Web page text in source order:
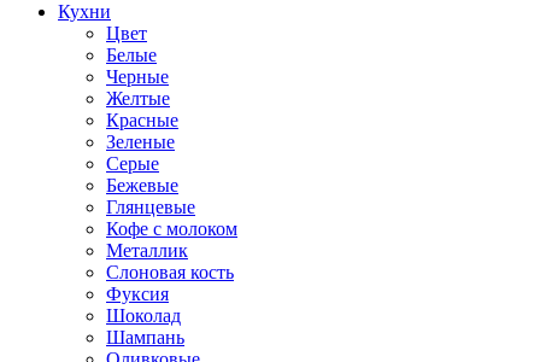
Кухни
Цвет
Белые
Черные
Желтые
Красные
Зеленые
Серые
Бежевые
Глянцевые
Кофе с молоком
Металлик
Слоновая кость
Фуксия
Шоколад
Шампань